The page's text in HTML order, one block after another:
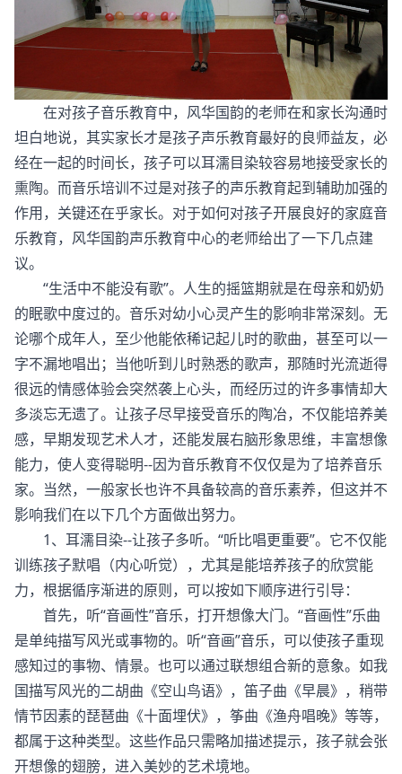
在对孩子音乐教育中，风华国韵的老师在和家长沟通时
坦白地说，其实家长才是孩子声乐教育最好的良师益友，必
经在一起的时间长，孩子可以耳濡目染较容易地接受家长的
熏陶。而音乐培训不过是对孩子的声乐教育起到辅助加强的
作用，关键还在乎家长。对于如何对孩子开展良好的家庭音
乐教育，风华国韵声乐教育中心的老师给出了一下几点建
议。
“生活中不能没有歌”。人生的摇篮期就是在母亲和奶奶
的眠歌中度过的。音乐对幼小心灵产生的影响非常深刻。无
论哪个成年人，至少他能依稀记起儿时的歌曲，甚至可以一
字不漏地唱出；当他听到儿时熟悉的歌声，那随时光流逝得
很远的情感体验会突然袭上心头，而经历过的许多事情却大
多淡忘无遗了。让孩子尽早接受音乐的陶冶，不仅能培养美
感，早期发现艺术人才，还能发展右脑形象思维，丰富想像
能力，使人变得聪明--因为音乐教育不仅仅是为了培养音乐
家。当然，一般家长也许不具备较高的音乐素养，但这并不
影响我们在以下几个方面做出努力。
1、耳濡目染--让孩子多听。“听比唱更重要”。它不仅能
训练孩子默唱（内心听觉），尤其是能培养孩子的欣赏能
力，根据循序渐进的原则，可以按如下顺序进行引导：
首先，听“音画性”音乐，打开想像大门。“音画性”乐曲
是单纯描写风光或事物的。听“音画”音乐，可以使孩子重现
感知过的事物、情景。也可以通过联想组合新的意象。如我
国描写风光的二胡曲《空山鸟语》，笛子曲《早晨》，稍带
情节因素的琵琶曲《十面埋伏》，筝曲《渔舟唱晚》等等，
都属于这种类型。这些作品只需略加描述提示，孩子就会张
开想像的翅膀，进入美妙的艺术境地。